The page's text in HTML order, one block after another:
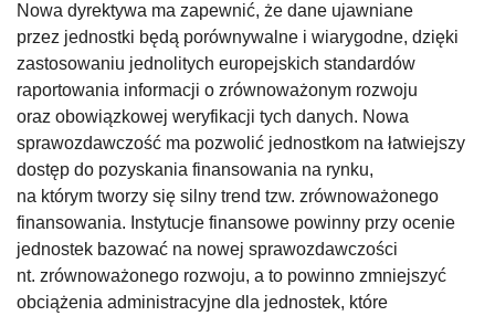
Nowa dyrektywa ma zapewnić, że dane ujawniane
przez jednostki będą porównywalne i wiarygodne, dzięki
zastosowaniu jednolitych europejskich standardów
raportowania informacji o zrównoważonym rozwoju
oraz obowiązkowej weryfikacji tych danych. Nowa
sprawozdawczość ma pozwolić jednostkom na łatwiejszy
dostęp do pozyskania finansowania na rynku,
na którym tworzy się silny trend tzw. zrównoważonego
finansowania. Instytucje finansowe powinny przy ocenie
jednostek bazować na nowej sprawozdawczości
nt. zrównoważonego rozwoju, a to powinno zmniejszyć
obciążenia administracyjne dla jednostek, które